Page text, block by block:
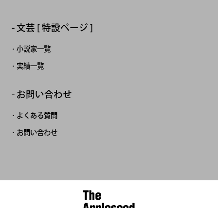
文芸 [ 特設ページ ]
小説家一覧
実績一覧
お問い合わせ
よくある質問
お問い合わせ